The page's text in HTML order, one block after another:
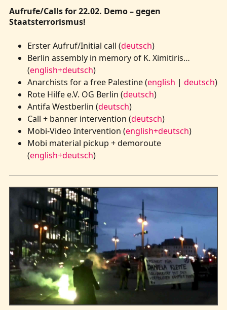
Aufrufe/Calls for 22.02. Demo – gegen
Staatsterrorismus!
Erster Aufruf/Initial call (deutsch)
Berlin assembly in memory of K. Ximitiris…
(english+deutsch)
Anarchists for a free Palestine (english | deutsch)
Rote Hilfe e.V. OG Berlin (deutsch)
Antifa Westberlin (deutsch)
Call + banner intervention (deutsch)
Mobi-Video Intervention (english+deutsch)
Mobi material pickup + demoroute
(english+deutsch)